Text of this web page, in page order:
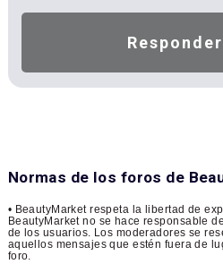
Normas de los foros de
• BeautyMarket respeta la libertad de
BeautyMarket no se hace responsable
de los usuarios. Los moderadores se
aquellos mensajes que estén fuera de
foro.